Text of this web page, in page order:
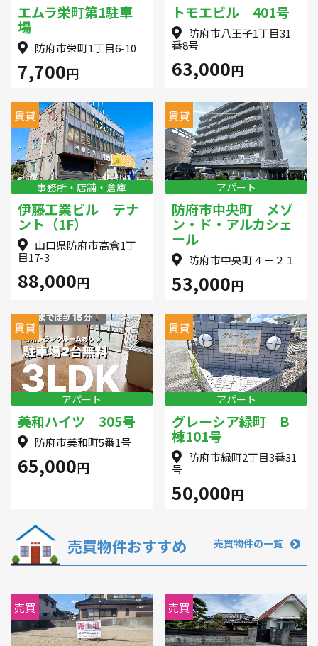
エムラ栄町第1駐車
場
防府市栄町1丁目6-10
7,700円
トモエビル 401号
防府市八王子1丁目31
番8号
63,000円
賃貸
事務所・店舗・倉庫
伊藤工業ビル テナ
ント（1F）
山口県防府市高倉1丁
目17-3
88,000円
賃貸
アパート
防府市中央町 メゾ
ン・ド・アルカシェ
ール
防府市中央町４－２１
53,000円
賃貸
アパート
美和ハイツ 305号
防府市美和町5番1号
65,000円
賃貸
アパート
グレーシア緑町 B
棟101号
防府市緑町2丁目3番31
号
50,000円
売買物件おすすめ 売買物件の一覧
売買 売買